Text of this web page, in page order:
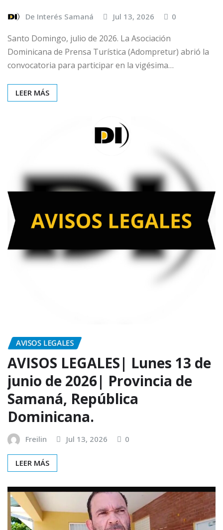
De Interés Samaná Jul 13, 2026 0
Santo Domingo, julio de 2026. La Asociación
Dominicana de Prensa Turística (Adompretur) abrió la
convocatoria para participar en la vigésima…
LEER MÁS
AVISOS LEGALES
AVISOS LEGALES| Lunes 13 de
junio de 2026| Provincia de
Samaná, República
Dominicana.
Freilin Jul 13, 2026 0
LEER MÁS